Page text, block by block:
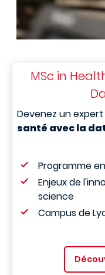
MSc in
Devenez un
santé avec la
Programme
Enjeux de
science
Campus de